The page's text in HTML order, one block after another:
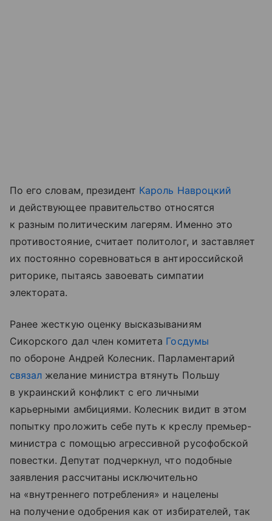
По его словам, президент Кароль Навроцкий
и действующее правительство относятся
к разным политическим лагерям. Именно это
противостояние, считает политолог, и заставляет
их постоянно соревноваться в антироссийской
риторике, пытаясь завоевать симпатии
электората.
Ранее жесткую оценку высказываниям
Сикорского дал член комитета Госдумы
по обороне Андрей Колесник. Парламентарий
связал желание министра втянуть Польшу
в украинский конфликт с его личными
карьерными амбициями. Колесник видит в этом
попытку проложить себе путь к креслу премьер-
министра с помощью агрессивной русофобской
повестки. Депутат подчеркнул, что подобные
заявления рассчитаны исключительно
на «внутреннего потребления» и нацелены
на получение одобрения как от избирателей, так